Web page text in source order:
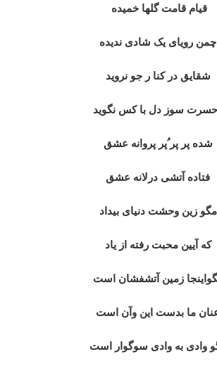
قیام قامت گلها خمیده
چمن رویای یک شادی ندیده
شقایق در کنا ر جو نروید
سوز دل با کس نگوید
شده پر پر ُپر پروانه عشق
فتاده آتشی درلانه عشق
مگو زین وحشت دنیای بیداد
که آیین محبت رفته از یاد
زمین آتشفشان است
ما بدست این وآن است
وادی به وادی سوگوار است